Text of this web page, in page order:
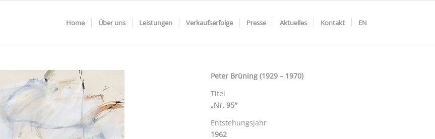
Home Über uns Leistungen Verkaufserfolge Presse Aktuelles Kontakt EN
Peter Brüning (1929 – 1970)
Titel
„Nr. 95″
Entstehungsjahr
1962